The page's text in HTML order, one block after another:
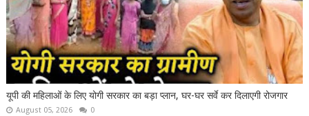
यूपी की महिलाओं के लिए योगी सरकार का बड़ा प्लान, घर-घर सर्वे कर दिलाएगी रोजगार
August 05, 2026 0